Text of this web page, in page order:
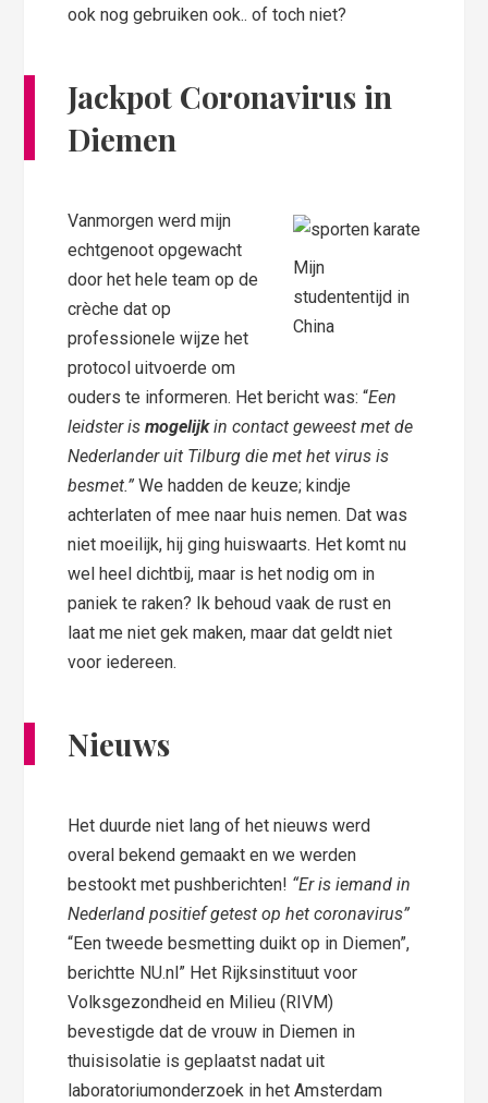
ook nog gebruiken ook.. of toch niet?
Jackpot Coronavirus in
Diemen
Mijn
studententijd in
China
Vanmorgen werd mijn
echtgenoot opgewacht
door het hele team op de
crèche dat op
professionele wijze het
protocol uitvoerde om
ouders te informeren. Het bericht was: “Een
leidster ismogelijkin contact geweest met de
Nederlander uit Tilburg die met het virus is
besmet.”We hadden de keuze; kindje
achterlaten of mee naar huis nemen. Dat was
niet moeilijk, hij ging huiswaarts. Het komt nu
wel heel dichtbij, maar is het nodig om in
paniek te raken? Ik behoud vaak de rust en
laat me niet gek maken, maar dat geldt niet
voor iedereen.
Nieuws
Het duurde niet lang of het nieuws werd
overal bekend gemaakt en we werden
bestookt met pushberichten! “Er is iemand in
Nederland positief getest op het coronavirus”
“Een tweede besmetting duikt op in Diemen”,
berichtte NU.nl” Het Rijksinstituut voor
Volksgezondheid en Milieu (RIVM)
bevestigde dat de vrouw in Diemen in
thuisisolatie is geplaatst nadat uit
laboratoriumonderzoek in het Amsterdam